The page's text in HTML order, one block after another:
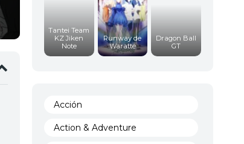
Tantei Team
KZ Jiken
Note
Runway de
Waratte
Dragon Ball
GT
Acción
Action & Adventure